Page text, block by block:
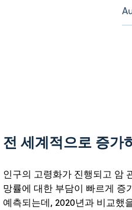
전 세계적으로 증가
인구의 고령화가 진행되고 암
망률에 대한 부담이 빠르게 증
예측되는데, 2020년과 비교했